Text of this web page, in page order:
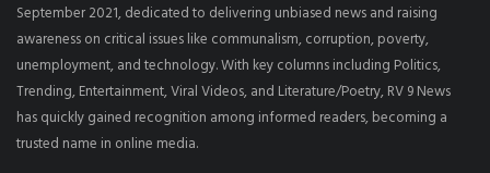
September 2021, dedicated to delivering unbiased news and raising
awareness on critical issues like communalism, corruption, poverty,
unemployment, and technology. With key columns including Politics,
Trending, Entertainment, Viral Videos, and Literature/Poetry, RV 9 News
has quickly gained recognition among informed readers, becoming a
trusted name in online media.